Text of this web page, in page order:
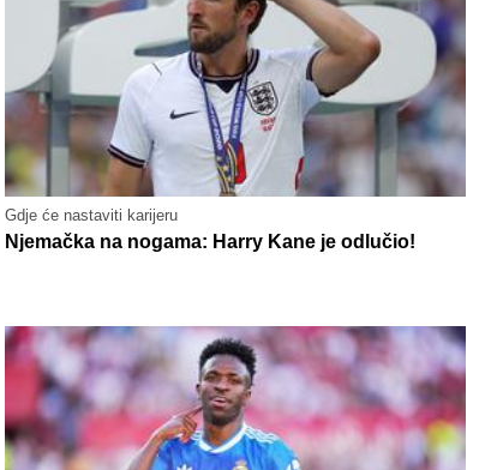
Gdje će nastaviti karijeru
Njemačka na nogama: Harry Kane je odlučio!